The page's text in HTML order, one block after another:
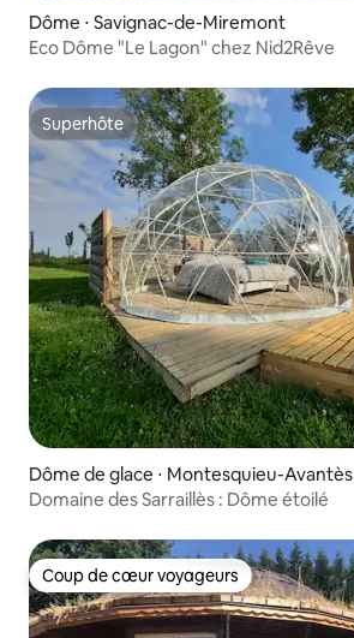
Dôme ⋅ Savignac-de-Miremont
Eco Dôme "Le Lagon" chez Nid2Rêve
Superhôte
Superhôte
Dôme de glace ⋅ Montesquieu-Avantès
Domaine des Sarraillès : Dôme étoilé
Coup de cœur voyageurs
Coup de cœur voyageurs